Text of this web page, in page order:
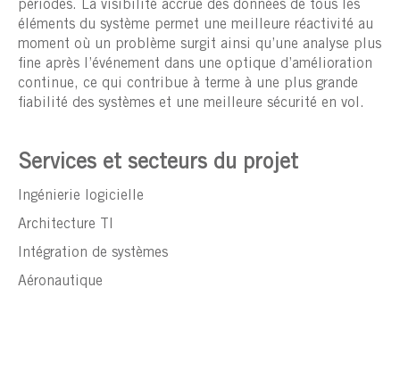
périodes. La visibilité accrue des données de tous les
éléments du système permet une meilleure réactivité au
moment où un problème surgit ainsi qu’une analyse plus
fine après l’événement dans une optique d’amélioration
continue, ce qui contribue à terme à une plus grande
fiabilité des systèmes et une meilleure sécurité en vol.
Services et secteurs du projet
Ingénierie logicielle
Architecture TI
Intégration de systèmes
Aéronautique